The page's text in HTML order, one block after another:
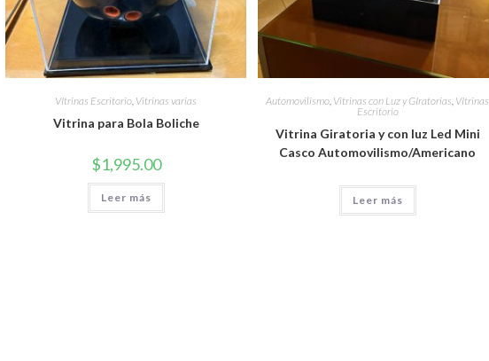
VItrinas Escritorio Vitrinas varias
Vitrina para Bola Boliche
$1,995.00
Leer más
Automovilismo Vitrinas con Luz y GIratorias VItrinas
Escritorio
Vitrina Giratoria y con luz Led Mini
Casco Automovilismo/Americano
Leer más